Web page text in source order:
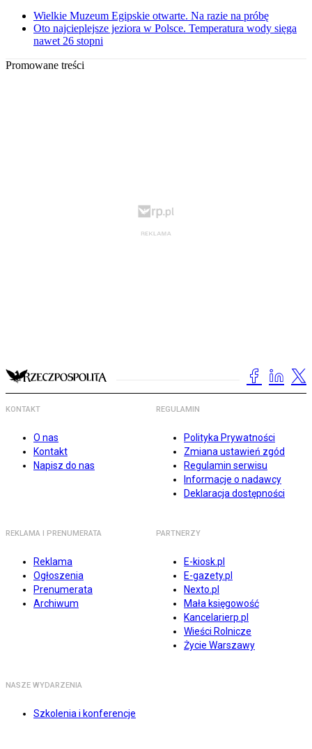
Wielkie Muzeum Egipskie otwarte. Na razie na próbę
Oto najcieplejsze jeziora w Polsce. Temperatura wody sięga
nawet 26 stopni
Promowane treści
KONTAKT
O nas
Kontakt
Napisz do nas
REGULAMIN
Polityka Prywatności
Zmiana ustawień zgód
Regulamin serwisu
Informacje o nadawcy
Deklaracja dostępności
REKLAMA I PRENUMERATA
Reklama
Ogłoszenia
Prenumerata
Archiwum
PARTNERZY
E-kiosk.pl
E-gazety.pl
Nexto.pl
Mała księgowość
Kancelarierp.pl
Wieści Rolnicze
Życie Warszawy
NASZE WYDARZENIA
Szkolenia i konferencje